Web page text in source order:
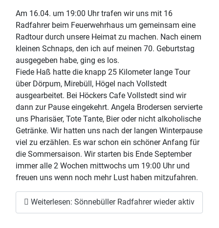
Am 16.04. um 19:00 Uhr trafen wir uns mit 16
Radfahrer beim Feuerwehrhaus um gemeinsam eine
Radtour durch unsere Heimat zu machen. Nach einem
kleinen Schnaps, den ich auf meinen 70. Geburtstag
ausgegeben habe, ging es los.
Fiede Haß hatte die knapp 25 Kilometer lange Tour
über Dörpum, Mirebüll, Högel nach Vollstedt
ausgearbeitet. Bei Höckers Cafe Vollstedt sind wir
dann zur Pause eingekehrt. Angela Brodersen servierte
uns Pharisäer, Tote Tante, Bier oder nicht alkoholische
Getränke. Wir hatten uns nach der langen Winterpause
viel zu erzählen. Es war schon ein schöner Anfang für
die Sommersaison. Wir starten bis Ende September
immer alle 2 Wochen mittwochs um 19:00 Uhr und
freuen uns wenn noch mehr Lust haben mitzufahren.
Weiterlesen: Sönnebüller Radfahrer wieder aktiv